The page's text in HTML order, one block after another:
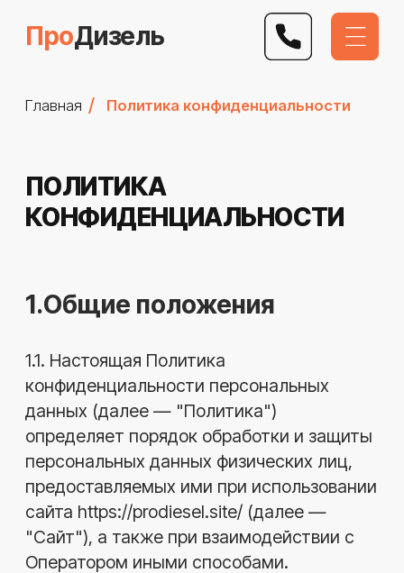
ПроДизель
1.Общие положения
данных (далее — "Политика")
определяет порядок обработки и защиты
сайта https://prodiesel.site/ (далее —
"Сайт"), а также при взаимодействии с
Оператором иными способами.
1.2. Политика принята Индивидуальным
предпринимателем Соловьевой Натальей
Александровной, ИНН: 180800434709;
ОГРНИП: 320183200060426 (далее —
"Оператор") и распространяется на все
действия по сбору, хранению,
использованию, передаче и уничтожению
персональных данных субъектов.